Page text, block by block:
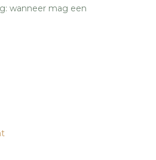
wanneer mag een